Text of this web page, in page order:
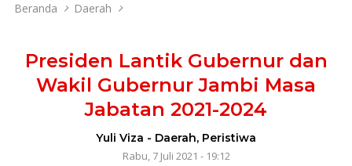
Beranda Daerah
Presiden Lantik Gubernur dan
Wakil Gubernur Jambi Masa
Jabatan 2021-2024
Yuli Viza - Daerah, Peristiwa
Rabu, 7 Juli 2021 - 19:12